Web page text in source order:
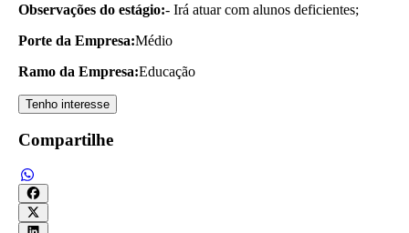
Observações do estágio:- Irá atuar com alunos deficientes;
Porte da Empresa:Médio
Ramo da Empresa:Educação
Tenho interesse
Compartilhe